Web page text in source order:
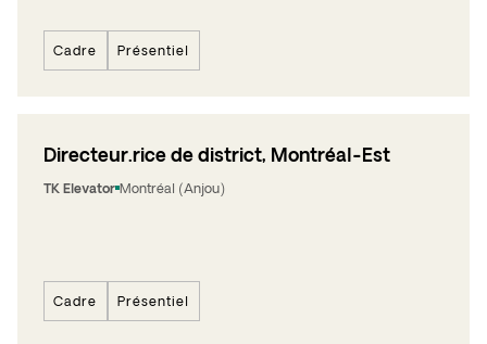
Cadre Présentiel
Cadre Présentiel
Directeur.rice de district, Montréal-Est
TK Elevator Montréal (Anjou)